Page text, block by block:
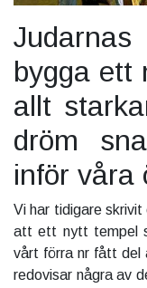
bygga ett
allt
dröm
inför våra
Vi har tidigare skrivit
att ett nytt tempel
vårt förra nr fått del
redovisar några av